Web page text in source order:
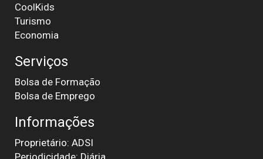
CoolKids
Turismo
Economia
Serviços
Bolsa de Formação
Bolsa de Emprego
Informações
Proprietário: ADSI